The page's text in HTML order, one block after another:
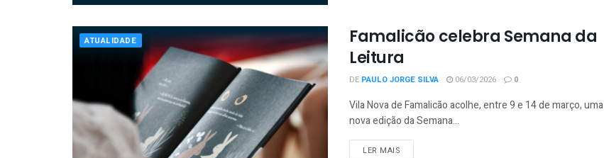
ATUALIDADE
Famalicão celebra Semana da
Leitura
DE PAULO JORGE SILVA 06/03/2026 0
Vila Nova de Famalicão acolhe, entre 9 e 14 de março, uma
nova edição da Semana...
LER MAIS